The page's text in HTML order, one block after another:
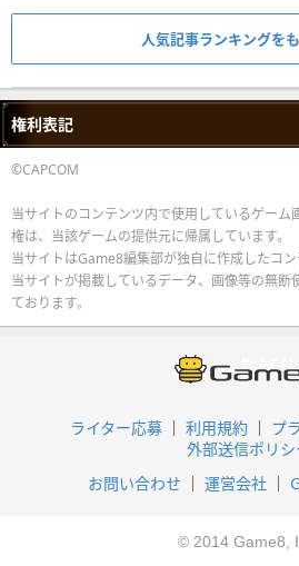
人気記事ランキングを
権利表記
©CAPCOM
当サイトのコンテンツ内で使用しているゲーム
権は、当該ゲームの提供元に帰属しています。
当サイトはGame8編集部が独自に作成したコン
当サイトが掲載しているデータ、画像等の無断
ております。
ライター応募 利用規約
プ
外部送信ポリシ
お問い合わせ
運営会社
© 2014 Game8,